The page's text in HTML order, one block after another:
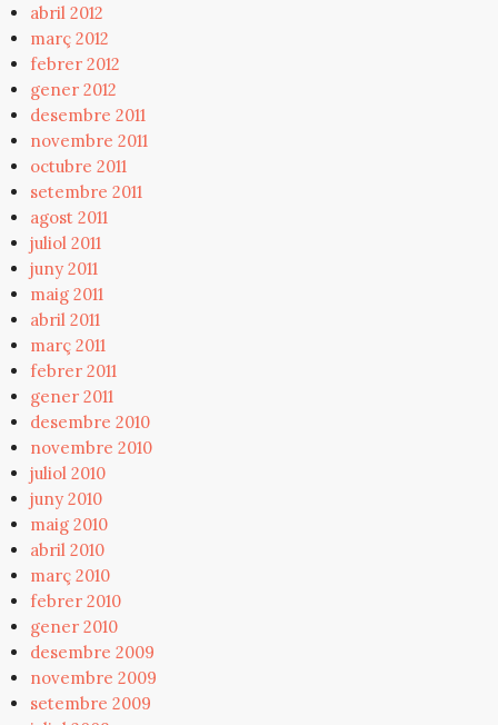
abril 2012
març 2012
febrer 2012
gener 2012
desembre 2011
novembre 2011
octubre 2011
setembre 2011
agost 2011
juliol 2011
juny 2011
maig 2011
abril 2011
març 2011
febrer 2011
gener 2011
desembre 2010
novembre 2010
juliol 2010
juny 2010
maig 2010
abril 2010
març 2010
febrer 2010
gener 2010
desembre 2009
novembre 2009
setembre 2009